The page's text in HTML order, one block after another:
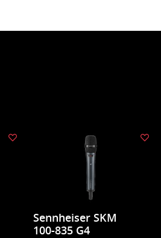
Sennheiser SKM
100-835 G4